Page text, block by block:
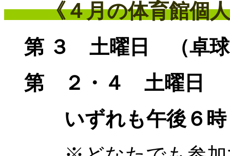
《４月の体育館個人
第 ３ 土曜日 （卓
第 ２・４ 土曜日
いずれも午後６時